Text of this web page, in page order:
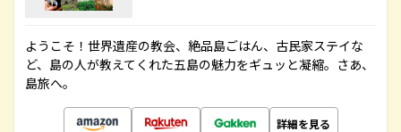
ようこそ！世界遺産の教会、絶品島ごはん、古民家ステイな
ど、島の人が教えてくれた五島の魅力をギュッと凝縮。さあ、
島旅へ。
詳細を見る